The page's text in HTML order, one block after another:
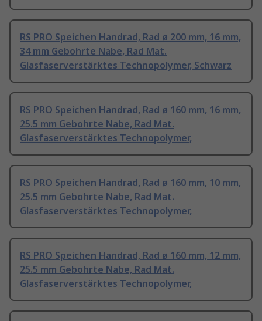
RS PRO Speichen Handrad, Rad ø 200 mm, 16 mm,
34 mm Gebohrte Nabe, Rad Mat.
Glasfaserverstärktes Technopolymer, Schwarz
RS PRO Speichen Handrad, Rad ø 160 mm, 16 mm,
25.5 mm Gebohrte Nabe, Rad Mat.
Glasfaserverstärktes Technopolymer,
RS PRO Speichen Handrad, Rad ø 160 mm, 10 mm,
25.5 mm Gebohrte Nabe, Rad Mat.
Glasfaserverstärktes Technopolymer,
RS PRO Speichen Handrad, Rad ø 160 mm, 12 mm,
25.5 mm Gebohrte Nabe, Rad Mat.
Glasfaserverstärktes Technopolymer,